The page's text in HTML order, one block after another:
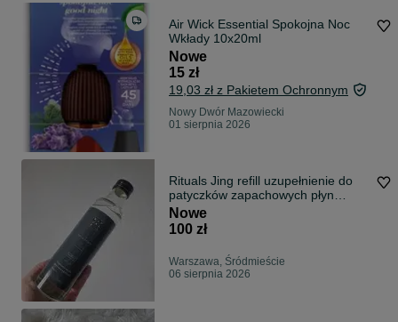
Air Wick Essential Spokojna Noc
Wkłady 10x20ml
Nowe
15 zł
19,03 zł z Pakietem Ochronnym
Nowy Dwór Mazowiecki
01 sierpnia 2026
Rituals Jing refill uzupełnienie do
patyczków zapachowych płyn
fragrance sticks
Nowe
100 zł
Warszawa, Śródmieście
06 sierpnia 2026